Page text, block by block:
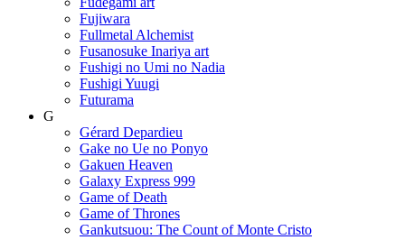
Fujiwara
Fullmetal Alchemist
Fusanosuke Inariya art
Fushigi no Umi no Nadia
Fushigi Yuugi
Futurama
G
Gérard Depardieu
Gake no Ue no Ponyo
Gakuen Heaven
Galaxy Express 999
Game of Death
Game of Thrones
Gankutsuou: The Count of Monte Cristo